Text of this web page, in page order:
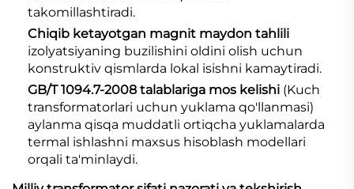
takomillashtiradi.
Chiqib ketayotgan magnit maydon tahlili
izolyatsiyaning buzilishini oldini olish uchun
konstruktiv qismlarda lokal isishni kamaytiradi.
GB/T 1094.7-2008 talablariga mos kelishi (Kuch
transformatorlari uchun yuklama qo'llanmasi)
aylanma qisqa muddatli ortiqcha yuklamalarda
termal ishlashni maxsus hisoblash modellari
orqali ta'minlaydi.